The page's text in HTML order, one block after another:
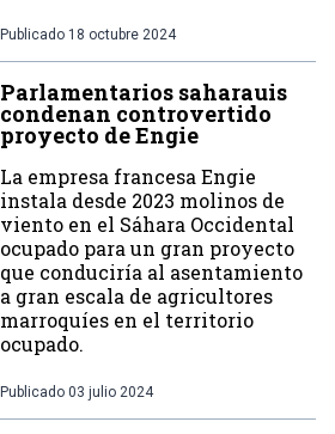
Publicado 18 octubre 2024
Parlamentarios saharauis
condenan controvertido
proyecto de Engie
La empresa francesa Engie
instala desde 2023 molinos de
viento en el Sáhara Occidental
ocupado para un gran proyecto
que conduciría al asentamiento
a gran escala de agricultores
marroquíes en el territorio
ocupado.
Publicado 03 julio 2024